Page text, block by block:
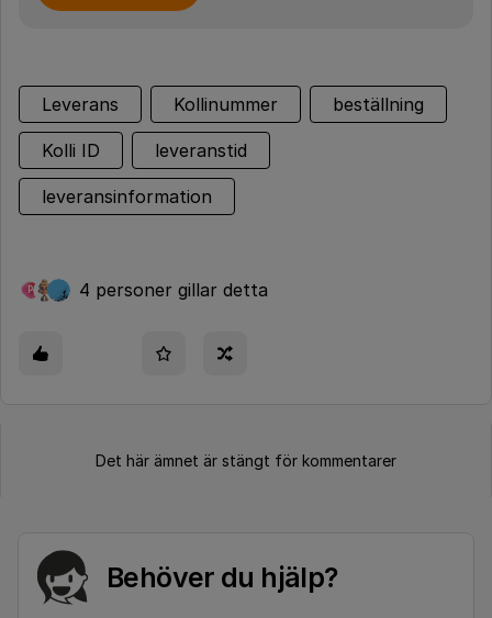
Leverans Kollinummer beställning
Kolli ID leveranstid
leveransinformation
P 4 personer gillar detta
Det här ämnet är stängt för kommentarer
Behöver du hjälp?